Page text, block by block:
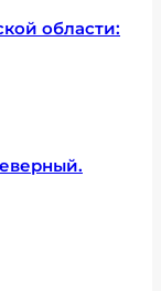
области: